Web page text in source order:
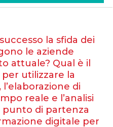
la sfida dei
le aziende
attuale? Qual è il
utilizzare la
di
reale e l’analisi
punto di partenza
digitale per